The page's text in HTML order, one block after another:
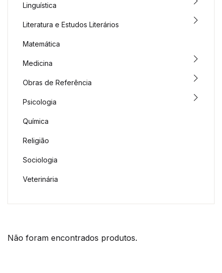
Não foram encontrados produtos.
Linguística
Literatura e Estudos Literários
Matemática
Medicina
Obras de Referência
Psicologia
Química
Religião
Sociologia
Veterinária